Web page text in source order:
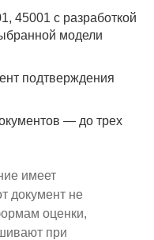
45001 с разработкой
модели
подтверждения
— до трех
имеет
документ не
оценки,
при